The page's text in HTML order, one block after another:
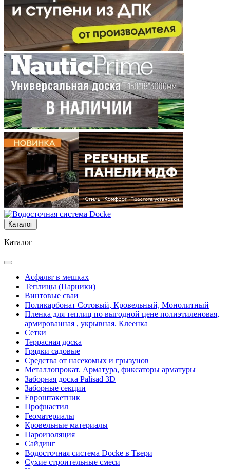
Каталог
Каталог
Асфальт в мешках
Теплицы (Парники)
Винтовые сваи
Поликарбонат Сотовый, Кровельный, Монолитный
Пленка для теплиц по выгодной цене полиэтиленовая,
армированная , укрывная. Клеенка
Сетки
Террасная доска
Грядки садовые
Средства от насекомых и грызунов
Металлопрокат. Арматура, фиксаторы арматуры
Заборная доска Palisad 3D
Заборные секции
Евроштакетник
Профнастил
Геоматериалы
Кровельные материалы
Пароизоляция
Сайдинг
Водосточная система Docke в Твери
Сухие строительные смеси